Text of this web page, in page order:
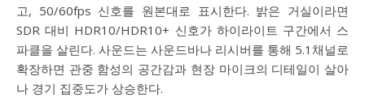
고, 50/60fps 신호를 원본대로 표시한다. 밝은 거실이라면
SDR 대비 HDR10/HDR10+ 신호가 하이라이트 구간에서 스
파클을 살린다. 사운드는 사운드바나 리시버를 통해 5.1채널로
확장하면 관중 함성의 공간감과 현장 마이크의 디테일이 살아
나 경기 집중도가 상승한다.